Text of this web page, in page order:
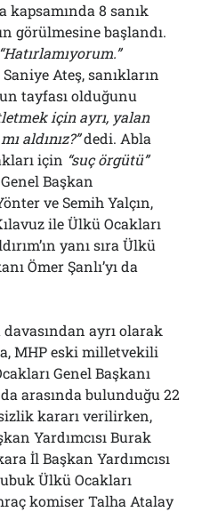
kapsamında 8 sanık
görülmesine başlandı.
“Hatırlamıyorum.”
Ateş, sanıkların
tayfası olduğunu
için ayrı, yalan
aldınız?”dedi. Abla
için “suç örgütü”
Başkan
ve Semih Yalçın,
ile Ülkü Ocakları
yanı sıra Ülkü
Ömer Şanlı’yı da
ayrı olarak
MHP eski milletvekili
Genel Başkanı
da arasında bulunduğu 22
kararı verilirken,
Yardımcısı Burak
İl Başkan Yardımcısı
Ülkü Ocakları
komiser Talha Atalay